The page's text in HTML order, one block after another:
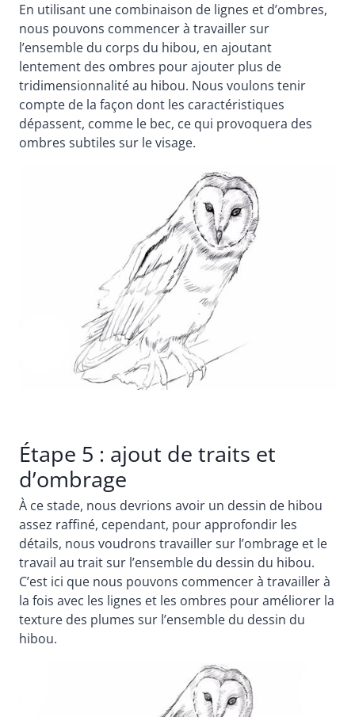
En utilisant une combinaison de lignes et d’ombres,
nous pouvons commencer à travailler sur
l’ensemble du corps du hibou, en ajoutant
lentement des ombres pour ajouter plus de
tridimensionnalité au hibou. Nous voulons tenir
compte de la façon dont les caractéristiques
dépassent, comme le bec, ce qui provoquera des
ombres subtiles sur le visage.
Étape 5 : ajout de traits et
d’ombrage
À ce stade, nous devrions avoir un dessin de hibou
assez raffiné, cependant, pour approfondir les
détails, nous voudrons travailler sur l’ombrage et le
travail au trait sur l’ensemble du dessin du hibou.
C’est ici que nous pouvons commencer à travailler à
la fois avec les lignes et les ombres pour améliorer la
texture des plumes sur l’ensemble du dessin du
hibou.